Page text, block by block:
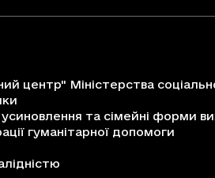
центр" Міністерства
та сімейні форми
гуманітарної допомоги